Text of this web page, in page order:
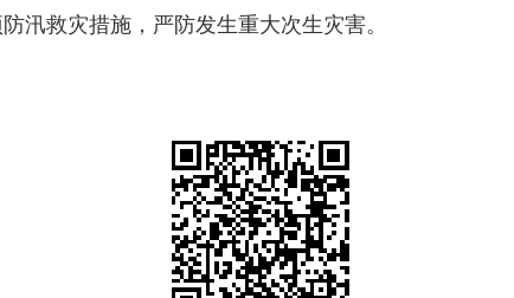
汛救灾措施，严防发生重大次生灾害。